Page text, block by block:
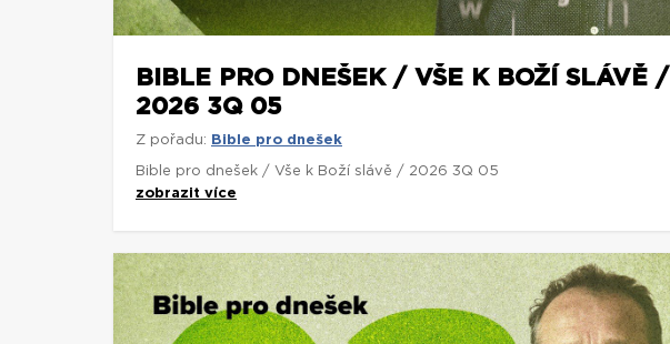
BIBLE PRO DNEŠEK / VŠE K BOŽÍ SLÁVĚ /
2026 3Q 05
Z pořadu: Bible pro dnešek
Bible pro dnešek / Vše k Boží slávě / 2026 3Q 05
zobrazit více